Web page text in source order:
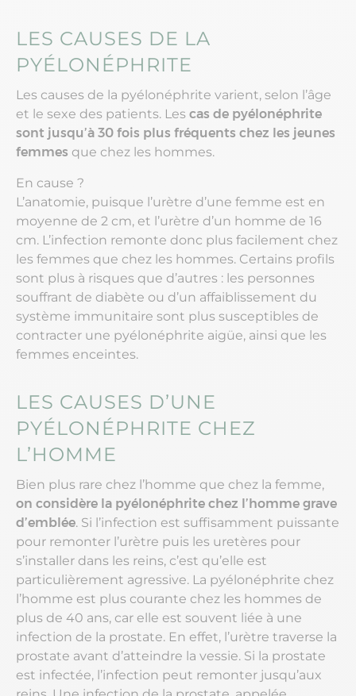
LES CAUSES DE LA
PYÉLONÉPHRITE
Les causes de la pyélonéphrite varient, selon l’âge
et le sexe des patients. Les cas de pyélonéphrite
sont jusqu’à 30 fois plus fréquents chez les jeunes
femmes que chez les hommes.
En cause ?
L’anatomie, puisque l’urètre d’une femme est en
moyenne de 2 cm, et l’urètre d’un homme de 16
cm. L’infection remonte donc plus facilement chez
les femmes que chez les hommes. Certains profils
sont plus à risques que d’autres : les personnes
souffrant de diabète ou d’un affaiblissement du
système immunitaire sont plus susceptibles de
contracter une pyélonéphrite aigüe, ainsi que les
femmes enceintes.
LES CAUSES D’UNE
PYÉLONÉPHRITE CHEZ
L’HOMME
Bien plus rare chez l’homme que chez la femme,
on considère la pyélonéphrite chez l’homme grave
d’emblée. Si l’infection est suffisamment puissante
pour remonter l’urètre puis les uretères pour
s’installer dans les reins, c’est qu’elle est
particulièrement agressive. La pyélonéphrite chez
l’homme est plus courante chez les hommes de
plus de 40 ans, car elle est souvent liée à une
infection de la prostate. En effet, l’urètre traverse la
prostate avant d’atteindre la vessie. Si la prostate
est infectée, l’infection peut remonter jusqu’aux